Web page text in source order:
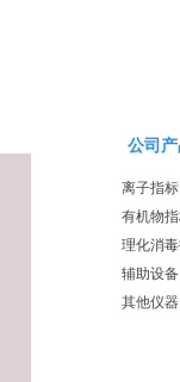
公司
离子指标
有机物
理化消
辅助设备
其他仪器